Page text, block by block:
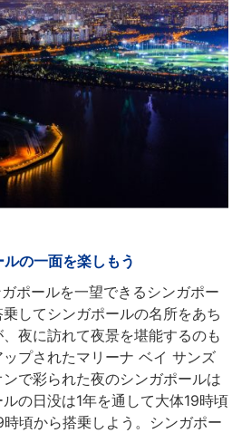
の一面を楽しもう
ポールを一望できるシンガポー
してシンガポールの名所をあち
夜に訪れて夜景を堪能するのも
プされたマリーナ ベイ サンズ
で彩られた夜のシンガポールは
の日没は1年を通して大体19時頃
頃から搭乗しよう。シンガポー